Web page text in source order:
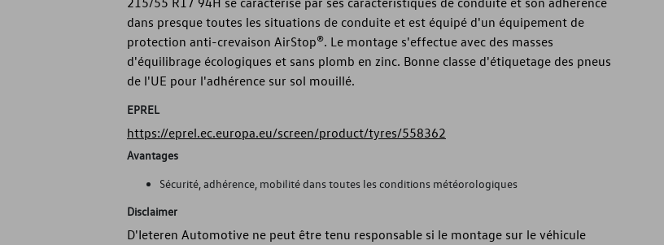
dans presque toutes les situations de conduite et est équipé d'un équipement de
protection anti-crevaison AirStop®. Le montage s'effectue avec des masses
d'équilibrage écologiques et sans plomb en zinc. Bonne classe d'étiquetage des pneus
de l'UE pour l'adhérence sur sol mouillé.
EPREL
https://eprel.ec.europa.eu/screen/product/tyres/558362
Avantages
Sécurité, adhérence, mobilité dans toutes les conditions météorologiques
Disclaimer
D'Ieteren Automotive ne peut être tenu responsable si le montage sur le véhicule